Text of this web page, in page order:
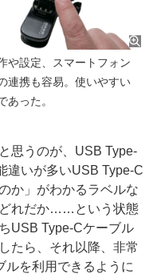
や設定、スマートフォン
連携も容易。使いやすい
あった。
思うのが、USB Type-
違いが多いUSB Type-C
か」がわかるラベルな
どれだか……という状態
USB Type-Cケーブル
たら、それ以降、非常
ルを利用できるように